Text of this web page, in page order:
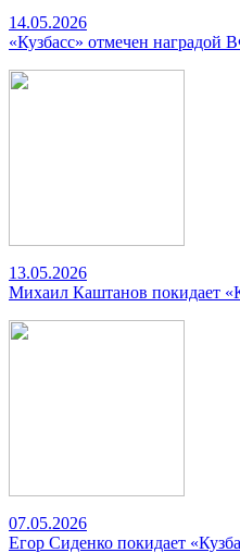
14.05.2026
«Кузбасс» отмечен наградой
13.05.2026
Михаил Каштанов покидает
07.05.2026
Егор Сиденко покидает